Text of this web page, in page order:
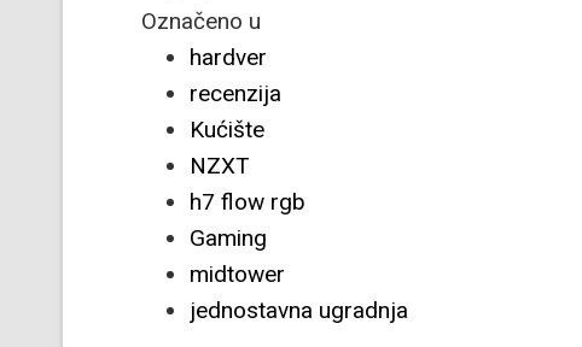
Označeno u
hardver
recenzija
Kućište
NZXT
h7 flow rgb
Gaming
midtower
jednostavna ugradnja